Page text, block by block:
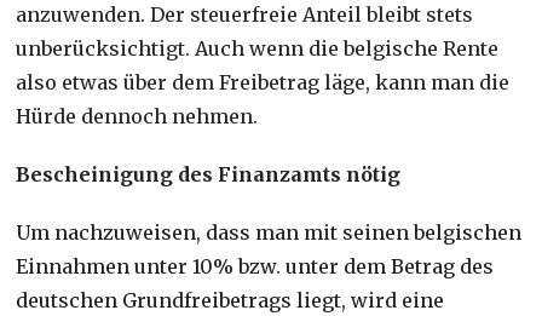
anzuwenden. Der steuerfreie Anteil bleibt stets
unberücksichtigt. Auch wenn die belgische Rente
also etwas über dem Freibetrag läge, kann man die
Hürde dennoch nehmen.
Bescheinigung des Finanzamts nötig
Um nachzuweisen, dass man mit seinen belgischen
Einnahmen unter 10% bzw. unter dem Betrag des
deutschen Grundfreibetrags liegt, wird eine